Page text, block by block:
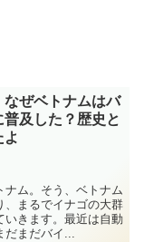
なぜベトナムはバ
及した？歴史と
ナム。そう、ベトナム
、まるでイナゴの大群
いきます。最近は自動
だまだバイ...